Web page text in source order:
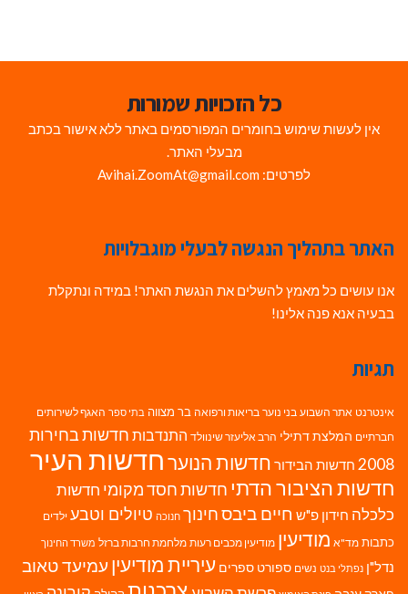
כל הזכויות שמורות
אין לעשות שימוש בחומרים המפורסמים באתר ללא אישור בכתב
מבעלי האתר.
לפרטים: Avihai.ZoomAt@gmail.com
האתר בתהליך הנגשה לבעלי מוגבלויות
אנו עושים כל מאמץ להשלים את הנגשת האתר! במידה ונתקלת
בבעיה אנא פנה אלינו!
תגיות
אינטרנט אתר השבוע בני נוער בריאות ורפואה בר מצווה בתי ספר האגף לשירותים
חברתיים המלצת דתילי הרב אליעזר שינוולד התנדבות חדשות בחירות
2008 חדשות הבידור חדשות הנוערחדשות העיר
חדשות הציבור הדתי חדשות חסד מקומי חדשות
כלכלה חידון פ"ש חיים ביבסחינוך חנוכה טיולים וטבע ילדים
כתבות מד"א מודיעין מודיעין מכבים רעות מלחמת חרבות ברזל משרד החינוך
נדל"ן נפתלי בנט נשים ספורט ספרים עיריית מודיעין עמיעד טאוב